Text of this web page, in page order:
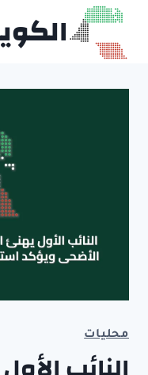
التجاوز
المحتوى
محليات